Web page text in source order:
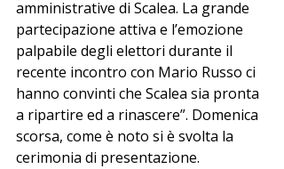
amministrative di Scalea. La grande
partecipazione attiva e l’emozione
palpabile degli elettori durante il
recente incontro con Mario Russo ci
hanno convinti che Scalea sia pronta
a ripartire ed a rinascere”. Domenica
scorsa, come è noto si è svolta la
cerimonia di presentazione.